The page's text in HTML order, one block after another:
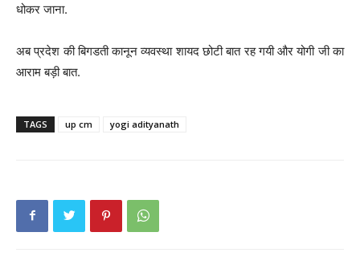
धोकर जाना.
अब प्रदेश की बिगडती कानून व्यवस्था शायद छोटी बात रह गयी और योगी जी का
आराम बड़ी बात.
TAGS up cm yogi adityanath